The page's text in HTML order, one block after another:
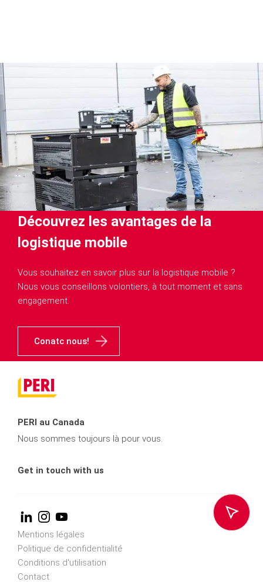
Découvrez les avantages de la
logistique mobile
Vous souhaitez en savoir plus sur la logistique mobile ?
Nous vous conseillons volontiers, à tout moment et sans
engagement.
Conatc nous!
PERI au Canada
Nous sommes toujours là pour vous.
Get in touch with us
Mentions légales
Politique de confidentialité
Conditions d'utilisation
Contact